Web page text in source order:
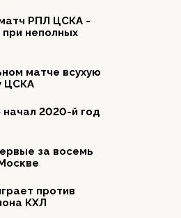
РПЛ ЦСКА -
неполных
матче всухую
ЦСКА
2020-й год
за восемь
против
КХЛ